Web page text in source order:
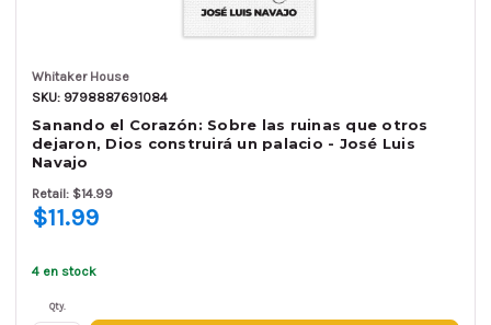
Whitaker House
SKU: 9798887691084
Sanando el Corazón: Sobre las ruinas que otros
dejaron, Dios construirá un palacio - José Luis
Navajo
Retail: $14.99
$11.99
4 en stock
Qty.